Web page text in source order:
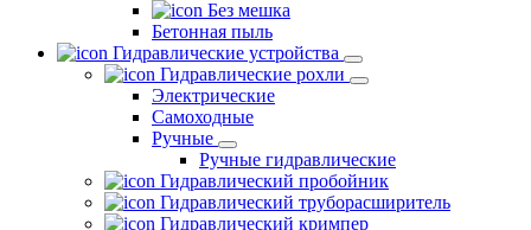
Без мешка
Бетонная пыль
Гидравлические устройства
Гидравлические рохли
Электрические
Самоходные
Ручные
Ручные гидравлические
Гидравлический пробойник
Гидравлический труборасширитель
Гидравлический кримпер